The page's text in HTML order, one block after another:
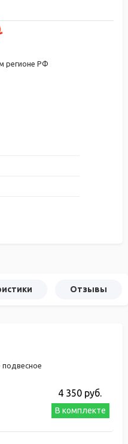
регионе РФ
Отзывы
подвесное
4 350руб.
В комплекте